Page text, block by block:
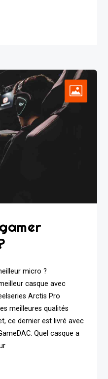
micro ?
casque avec
Arctis Pro
meilleures qualités
ce dernier est livré avec
Quel casque a